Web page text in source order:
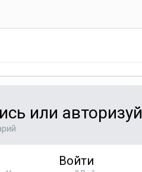
или
Войти